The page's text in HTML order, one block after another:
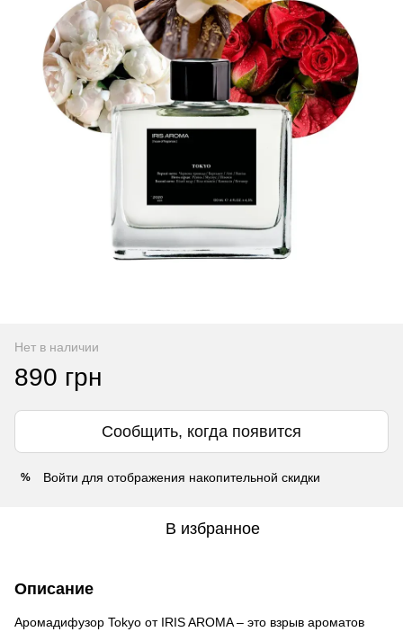
Нет в наличии
890 грн
Сообщить, когда появится
% Войти для отображения накопительной скидки
В избранное
Описание
Аромадифузор Tokyo от IRIS AROMA – это взрыв ароматов